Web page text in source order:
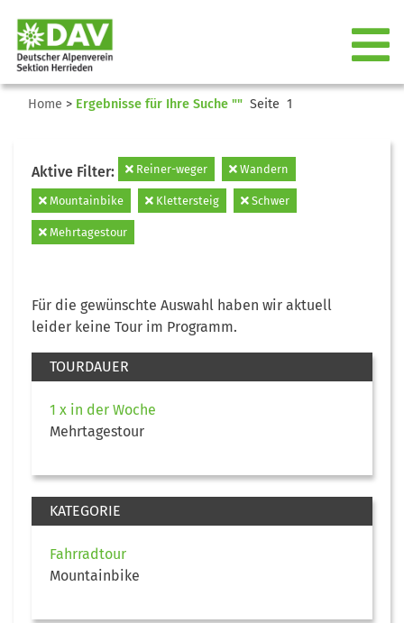
Home > Ergebnisse für Ihre Suche "" Seite 1
Aktive Filter: Reiner-weger Wandern
Mountainbike Klettersteig Schwer
Mehrtagestour
Für die gewünschte Auswahl haben wir aktuell
leider keine Tour im Programm.
TOURDAUER
1 x in der Woche
Mehrtagestour
KATEGORIE
Fahrradtour
Mountainbike